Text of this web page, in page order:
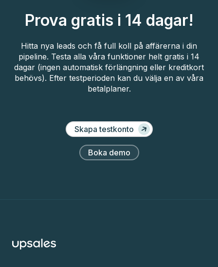
Prova gratis i 14 dagar!
Hitta nya leads och få full koll på affärerna i din
pipeline. Testa alla våra funktioner helt gratis i 14
dagar (ingen automatisk förlängning eller kreditkort
behövs). Efter testperioden kan du välja en av våra
betalplaner.
Skapa testkonto
Boka demo